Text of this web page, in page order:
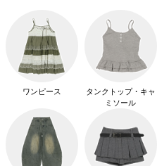
ワンピース
タンクトップ・キャ
ミソール